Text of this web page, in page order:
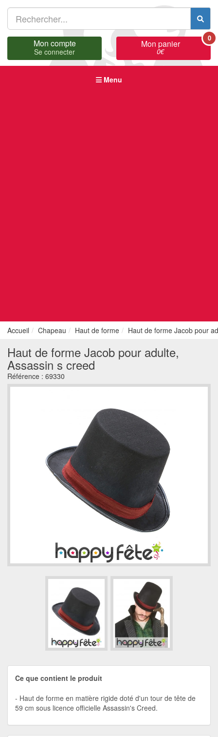
Mon compte
Se connecter
Mon panier
0€
0
Menu
Accueil Chapeau Haut de forme Haut de forme Jacob pour
Haut de forme Jacob pour adulte,
Assassin s creed
Référence : 69330
Ce que contient le produit
Haut de forme en matière rigide doté d'un tour de tête de
59 cm sous licence officielle Assassin's Creed.